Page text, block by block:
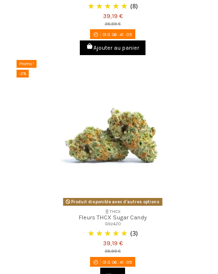
(8)
39,19 €
39,99 €
01 d. 06:41 :08
Ajouter au panier
Promo !
-2%
Produit disponible avec d'autres options
🧬THCX
Fleurs THCX Sugar Candy
Gbz420
(3)
39,19 €
39,99 €
01 d. 06:41 :08